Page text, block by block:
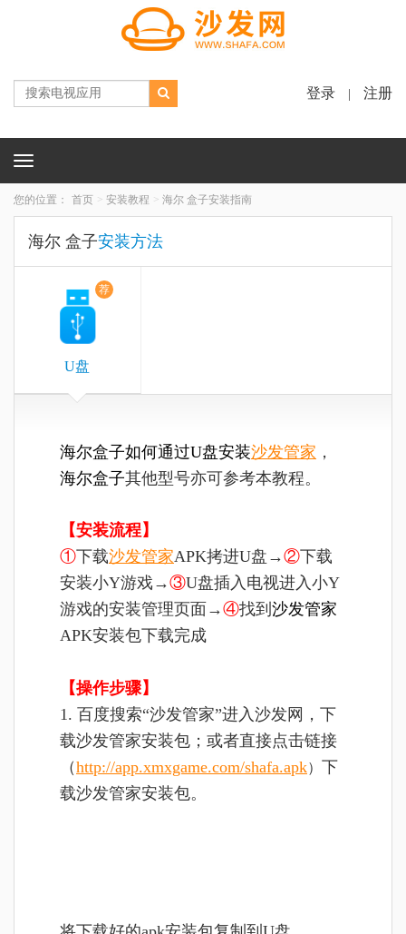
登录 注册
Toggle
您的位置： 首页 安装教程 海尔 盒子安装指南
海尔 盒子安装方法
荐
U盘
海尔盒子如何通过U盘安装沙发管家 ，
海尔盒子其他型号亦可参考本教程。
【安装流程】
①下载沙发管家APK拷进U盘→②下载
安装小Y游戏→③U盘插入电视进入小Y
游戏的安装管理页面→④找到 沙发管家
APK安装包下载完成
【操作步骤】
1. 百度搜索“沙发管家”进入沙发网，下
载沙发管家安装包；或者直接点击链接
（http://app.xmxgame.com/shafa.apk） 下
载沙发管家安装包。